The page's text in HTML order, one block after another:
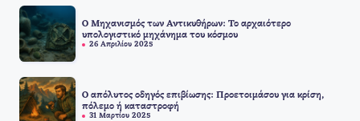
Ο Μηχανισμός των Αντικυθήρων: Το αρχαιότερο
υπολογιστικό μηχάνημα του κόσμου
26 Απριλίου 2025
Ο απόλυτος οδηγός επιβίωσης: Προετοιμάσου για κρίση,
πόλεμο ή καταστροφή
31 Μαρτίου 2025